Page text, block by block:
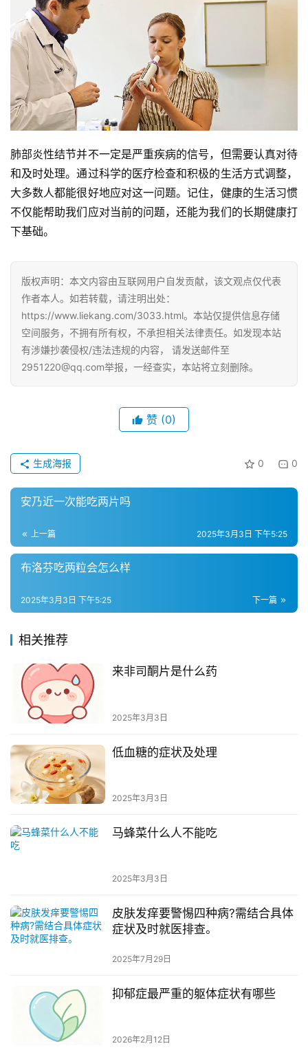
肺部炎性结节并不一定是严重疾病的信号，但需要认真对待
和及时处理。通过科学的医疗检查和积极的生活方式调整，
大多数人都能很好地应对这一问题。记住，健康的生活习惯
不仅能帮助我们应对当前的问题，还能为我们的长期健康打
下基础。
版权声明：本文内容由互联网用户自发贡献，该文观点仅代表
作者本人。如若转载，请注明出处：
https://www.liekang.com/3033.html。本站仅提供信息存储
空间服务，不拥有所有权，不承担相关法律责任。如发现本站
有涉嫌抄袭侵权/违法违规的内容， 请发送邮件至
2951220@qq.com举报，一经查实，本站将立刻删除。
赞 (0)
0 0
生成海报
安乃近一次能吃两片吗
上一篇 2025年3月3日 下午5:25
布洛芬吃两粒会怎么样
下一篇
2025年3月3日 下午5:25
相关推荐
来非司酮片是什么药
2025年3月3日
低血糖的症状及处理
2025年3月3日
马蜂菜什么人不能吃
2025年3月3日
皮肤发痒要警惕四种病?需结合具体
症状及时就医排查。
2025年7月29日
抑郁症最严重的躯体症状有哪些
2026年2月12日